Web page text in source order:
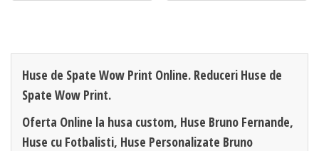
Huse de Spate Wow Print Online. Reduceri Huse de
Spate Wow Print.
Oferta Online la husa custom, Huse Bruno Fernande,
Huse cu Fotbalisti, Huse Personalizate Bruno